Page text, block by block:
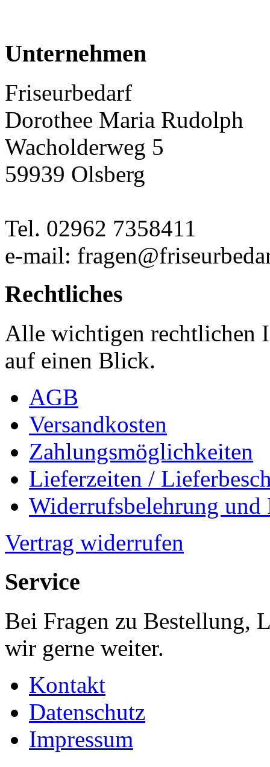
Unternehmen
Friseurbedarf
Dorothee Maria Rudolph
Wacholderweg 5
59939 Olsberg
Tel. 02962 7358411
e-mail:
Rechtliches
Alle wichtigen rechtlichen
auf einen Blick.
AGB
Versandkosten
Zahlungsmöglichkeiten
Lieferzeiten /
Widerrufsbelehrung und
Vertrag widerrufen
Service
Bei Fragen zu Bestellung,
wir gerne weiter.
Kontakt
Datenschutz
Impressum